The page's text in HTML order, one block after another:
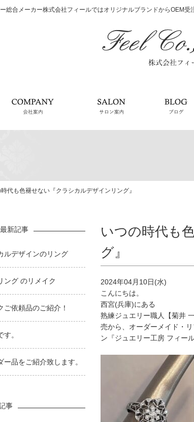
総合メーカー株式会社フィールではオリジナルブランドからOEM受
ホーム 会社案内 サロン案内
代も色褪せない『クラシカルデザインリング』
いつの時代も
グ』
2024年04月10日(水)
こんにちは。
西宮(兵庫)にある
熟練ジュエリー職人【菊井
売から、オーダーメイド・
ン『ジュエリー工房 フィール
最新記事
ルデザインのリング
ング のリメイク
ご依頼品のご紹介！
。
品をご紹介致します。
事